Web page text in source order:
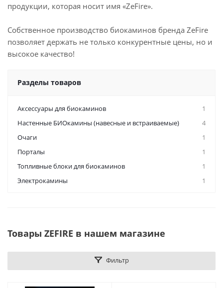
продукции, которая носит имя «ZeFire».
Собственное производство биокаминов бренда ZeFire
позволяет держать не только конкурентные цены, но и
высокое качество!
Разделы товаров
Аксессуары для биокаминов
1
Настенные БИОкамины (навесные и встраиваемые)
4
Очаги
1
Порталы
1
Топливные блоки для биокаминов
1
Электрокамины
1
Товары ZEFIRE в нашем магазине
Фильтр